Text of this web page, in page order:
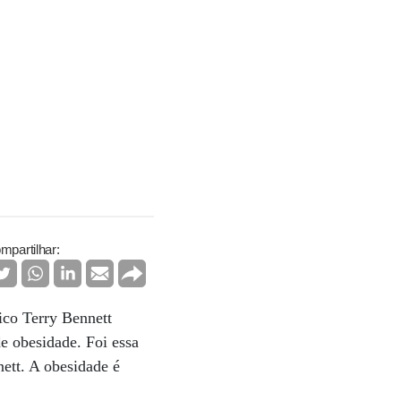
Terry Bennett
obesidade. Foi essa
A obesidade é